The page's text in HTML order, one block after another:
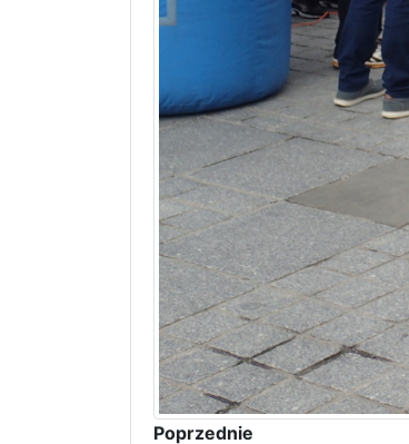
Poprzednie